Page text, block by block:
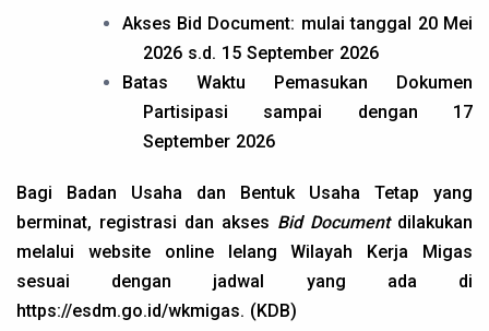
Akses Bid Document: mulai tanggal 20 Mei
2026 s.d. 15 September 2026
Batas Waktu Pemasukan Dokumen
Partisipasi sampai dengan 17
September 2026
Bagi Badan Usaha dan Bentuk Usaha Tetap yang
berminat, registrasi dan akses Bid Documentdilakukan
melalui website online lelang Wilayah Kerja Migas
sesuai dengan jadwal yang ada di
https://esdm.go.id/wkmigas. (KDB)